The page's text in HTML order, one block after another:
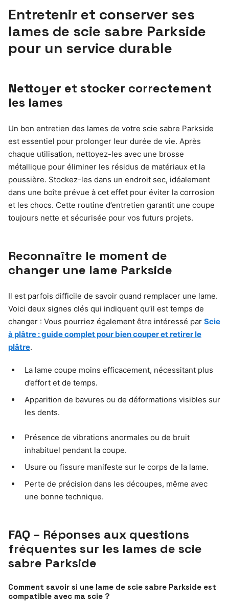
Entretenir et conserver ses
lames de scie sabre Parkside
pour un service durable
Nettoyer et stocker correctement
les lames
Un bon entretien des lames de votre scie sabre Parkside
est essentiel pour prolonger leur durée de vie. Après
chaque utilisation, nettoyez-les avec une brosse
métallique pour éliminer les résidus de matériaux et la
poussière. Stockez-les dans un endroit sec, idéalement
dans une boîte prévue à cet effet pour éviter la corrosion
et les chocs. Cette routine d’entretien garantit une coupe
toujours nette et sécurisée pour vos futurs projets.
Reconnaître le moment de
changer une lame Parkside
Il est parfois difficile de savoir quand remplacer une lame.
Voici deux signes clés qui indiquent qu’il est temps de
changer : Vous pourriez également être intéressé par Scie
à plâtre : guide complet pour bien couper et retirer le
plâtre.
La lame coupe moins efficacement, nécessitant plus
d’effort et de temps.
Apparition de bavures ou de déformations visibles sur
les dents.
Présence de vibrations anormales ou de bruit
inhabituel pendant la coupe.
Usure ou fissure manifeste sur le corps de la lame.
Perte de précision dans les découpes, même avec
une bonne technique.
FAQ – Réponses aux questions
fréquentes sur les lames de scie
sabre Parkside
Comment savoir si une lame de scie sabre Parkside est
compatible avec ma scie ?